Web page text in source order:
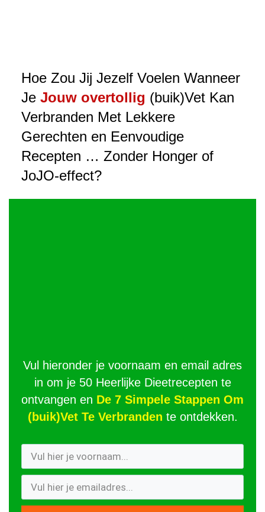
Hoe Zou Jij Jezelf Voelen Wanneer
Je Jouw overtollig (buik)Vet Kan
Verbranden Met Lekkere
Gerechten en Eenvoudige
Recepten … Zonder Honger of
JoJO-effect?
Vul hieronder je voornaam en email adres
in om je 50 Heerlijke Dieetrecepten te
ontvangen en De 7 Simpele Stappen Om
(buik)Vet Te Verbranden te ontdekken.